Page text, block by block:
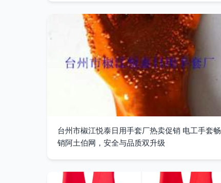
台州市椒江悦泰日用手套厂热卖促销 电工手套畅
销阿土伯网，安全与品质双升级